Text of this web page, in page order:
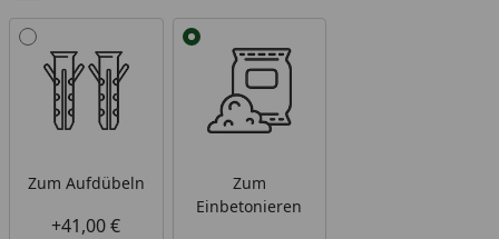
Alle anzeigen (2)
Zum Aufdübeln
+41,00 €
Zum
Einbetonieren